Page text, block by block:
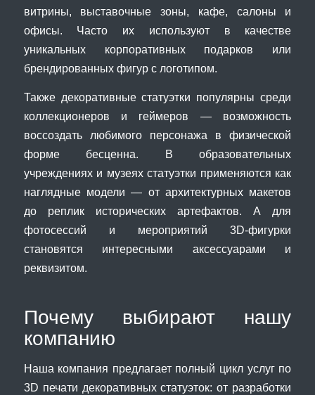
витрины, выставочные зоны, кафе, салоны и
офисы. Часто их используют в качестве
уникальных корпоративных подарков или
брендированных фигур с логотипом.
Также декоративные статуэтки популярны среди
коллекционеров и геймеров — возможность
воссоздать любимого персонажа в физической
форме бесценна. В образовательных
учреждениях и музеях статуэтки применяются как
наглядные модели — от архитектурных макетов
до реплик исторических артефактов. А для
фотосессий и мероприятий 3D-фигурки
становятся интересными аксессуарами и
реквизитом.
Почему выбирают нашу
компанию
Наша компания предлагает полный цикл услуг по
3D печати декоративных статуэток: от разработки